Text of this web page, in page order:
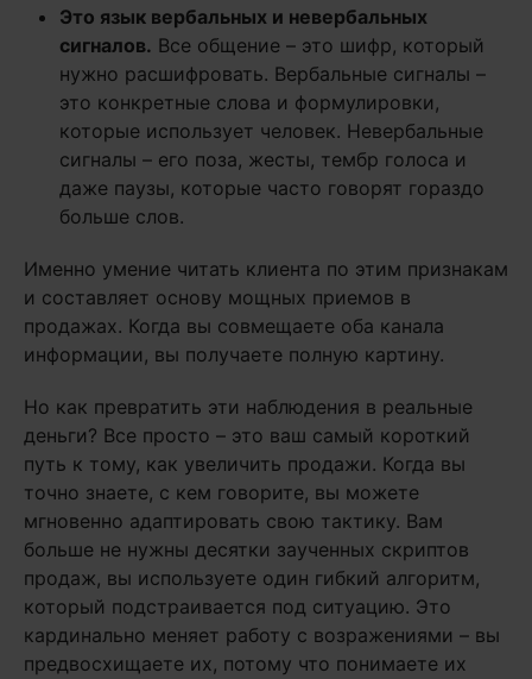
Это язык вербальных и невербальных
сигналов. Все общение – это шифр, который
нужно расшифровать. Вербальные сигналы –
это конкретные слова и формулировки,
которые использует человек. Невербальные
сигналы – его поза, жесты, тембр голоса и
даже паузы, которые часто говорят гораздо
больше слов.
Именно умение читать клиента по этим признакам
и составляет основу мощных приемов в
продажах. Когда вы совмещаете оба канала
информации, вы получаете полную картину.
Но как превратить эти наблюдения в реальные
деньги? Все просто – это ваш самый короткий
путь к тому, как увеличить продажи. Когда вы
точно знаете, с кем говорите, вы можете
мгновенно адаптировать свою тактику. Вам
больше не нужны десятки заученных скриптов
продаж, вы используете один гибкий алгоритм,
который подстраивается под ситуацию. Это
кардинально меняет работу с возражениями – вы
предвосхищаете их, потому что понимаете их